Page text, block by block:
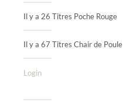
Il y a 26 Titres Poche Rouge
Il y a 67 Titres Chair de Poule
Login